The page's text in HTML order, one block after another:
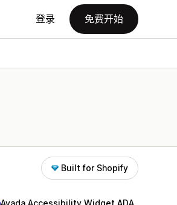
登录 免费开始
Built for Shopify